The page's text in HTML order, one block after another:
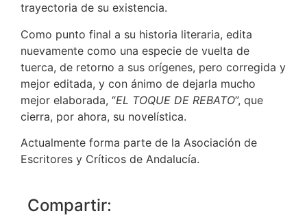
trayectoria de su existencia.
Como punto final a su historia literaria, edita
nuevamente como una especie de vuelta de
tuerca, de retorno a sus orígenes, pero corregida y
mejor editada, y con ánimo de dejarla mucho
mejor elaborada, “EL TOQUE DE REBATO”, que
cierra, por ahora, su novelística.
Actualmente forma parte de la Asociación de
Escritores y Críticos de Andalucía.
Compartir: